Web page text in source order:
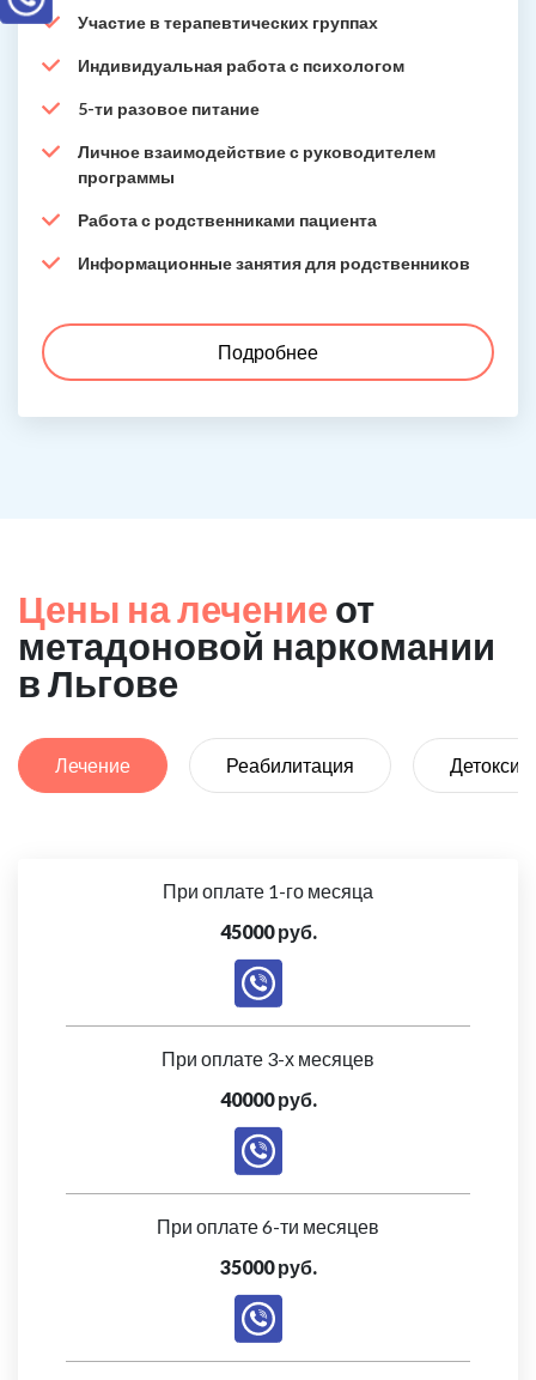
Участие в терапевтических группах
Индивидуальная работа с психологом
5-ти разовое питание
Личное взаимодействие с руководителем
программы
Работа с родственниками пациента
Информационные занятия для родственников
Подробнее
Цены на лечение от
метадоновой наркомании
в Льгове
Лечение Реабилитация
При оплате 1-го месяца
45000 руб.
При оплате 3-х месяцев
40000 руб.
При оплате 6-ти месяцев
35000 руб.